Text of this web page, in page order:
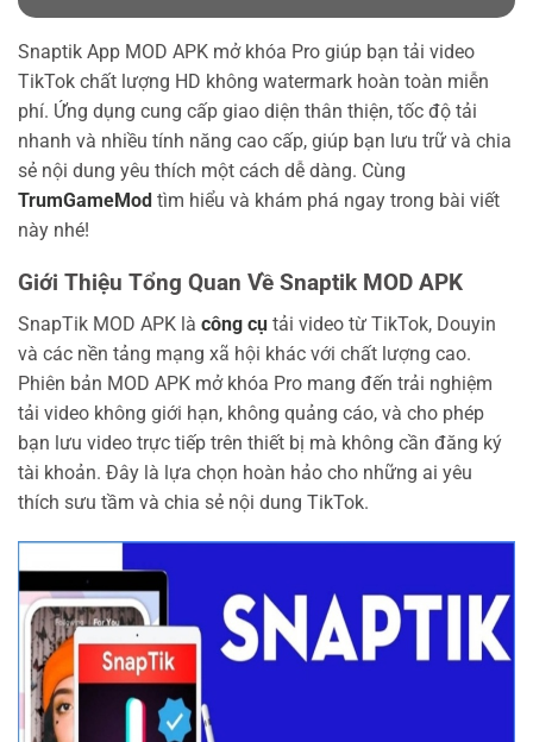
Snaptik App MOD APK mở khóa Pro giúp bạn tải video
TikTok chất lượng HD không watermark hoàn toàn miễn
phí. Ứng dụng cung cấp giao diện thân thiện, tốc độ tải
nhanh và nhiều tính năng cao cấp, giúp bạn lưu trữ và chia
sẻ nội dung yêu thích một cách dễ dàng. Cùng
TrumGameMod tìm hiểu và khám phá ngay trong bài viết
này nhé!
Giới Thiệu Tổng Quan Về Snaptik MOD APK
SnapTik MOD APK là công cụ tải video từ TikTok, Douyin
và các nền tảng mạng xã hội khác với chất lượng cao.
Phiên bản MOD APK mở khóa Pro mang đến trải nghiệm
tải video không giới hạn, không quảng cáo, và cho phép
bạn lưu video trực tiếp trên thiết bị mà không cần đăng ký
tài khoản. Đây là lựa chọn hoàn hảo cho những ai yêu
thích sưu tầm và chia sẻ nội dung TikTok.